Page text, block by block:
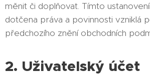
měnit či doplňovat. Tímto
dotčena práva a povinnosti vzniklá
předchozího znění obchodních
2. Uživatelský účet